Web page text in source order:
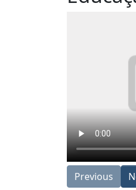
Previous